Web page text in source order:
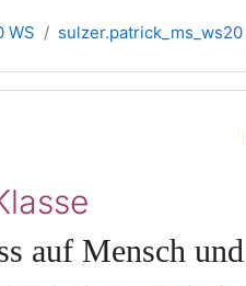
WS sulzer.patrick_ms_ws20
auf Mensch